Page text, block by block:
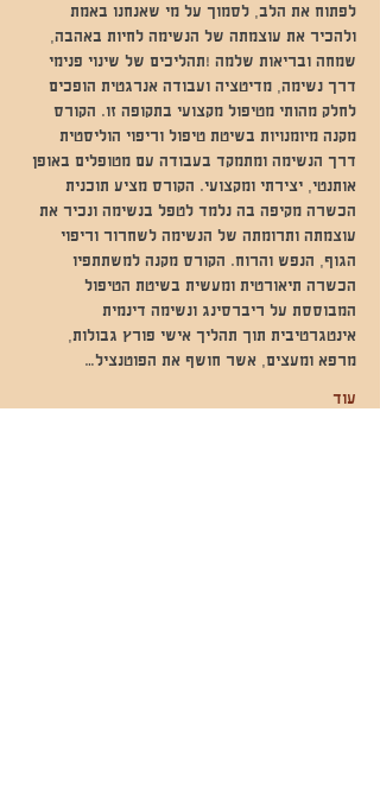
לפתוח את הלב, לסמוך על מי שאנחנו באמת
ולהכיר את עוצמתה של הנשימה לחיות באהבה,
שמחה ובריאות שלמה !תהליכים של שינוי פנימי
דרך נשימה, מדיטציה ועבודה אנרגטית הופכים
לחלק מהותי מטיפול מקצועי בתקופה זו. הקורס
מקנה מיומנויות בשיטת טיפול וריפוי הוליסטית
דרך הנשימה ומתמקד בעבודה עם מטופלים באופן
אותנטי, יצירתי ומקצועי. הקורס מציע תוכנית
הכשרה מקיפה בה נלמד לטפל בנשימה ונכיר את
עוצמתה ותרומתה של הנשימה לשחרור וריפוי
הגוף, הנפש והרוח. הקורס מקנה למשתתפיו
הכשרה תיאורטית ומעשית בשיטת הטיפול
המבוססת על ריברסינג ונשימה דינמית
אינטגרטיבית תוך תהליך אישי פורץ גבולות,
מרפא ומעצים, אשר חושף את הפוטנציל…
עוד